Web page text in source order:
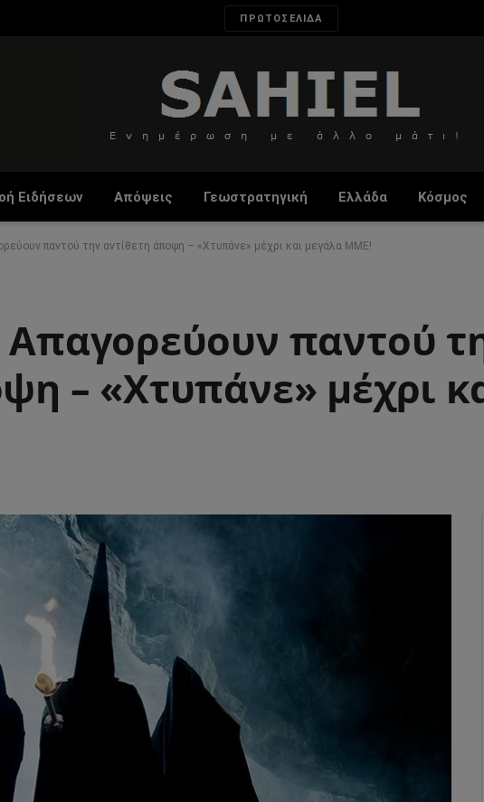
ΠΡΩΤΟΣΕΛΙΔΑ
Ειδήσεων Απόψεις Γεωστρατηγική Ελλάδα Κόσμος
παντού την αντίθετη άποψη – «Χτυπάνε» μέχρι και μεγάλα ΜΜΕ!
Απαγορεύουν παντού
– «Χτυπάνε» μέχρι